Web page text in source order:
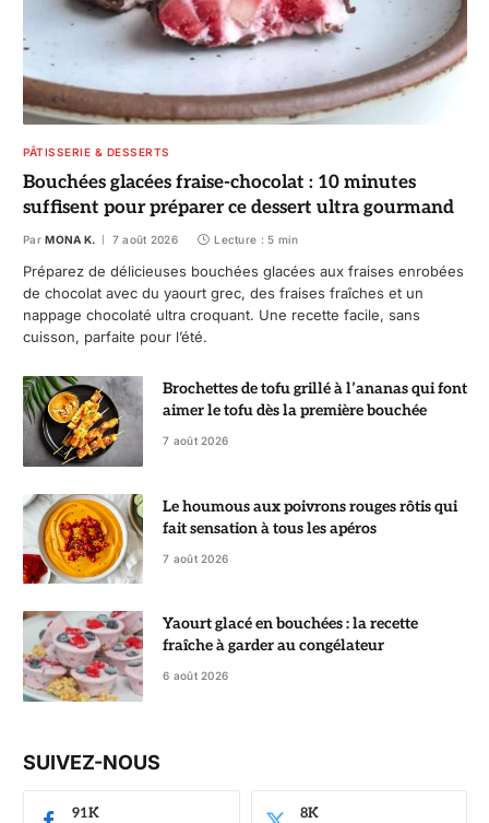
PÂTISSERIE & DESSERTS
Bouchées glacées fraise-chocolat : 10 minutes
suffisent pour préparer ce dessert ultra gourmand
Par MONA K. 7 août 2026 Lecture : 5 min
Préparez de délicieuses bouchées glacées aux fraises enrobées
de chocolat avec du yaourt grec, des fraises fraîches et un
nappage chocolaté ultra croquant. Une recette facile, sans
cuisson, parfaite pour l’été.
Brochettes de tofu grillé à l’ananas qui font
aimer le tofu dès la première bouchée
7 août 2026
Le houmous aux poivrons rouges rôtis qui
fait sensation à tous les apéros
7 août 2026
Yaourt glacé en bouchées : la recette
fraîche à garder au congélateur
6 août 2026
SUIVEZ-NOUS
91K 8K